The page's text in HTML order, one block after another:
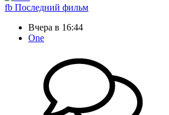
fb Последний фильм
Вчера в 16:44
One